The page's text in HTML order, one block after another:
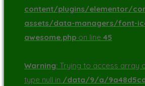
content/plugins/elementor/
assets/data-managers/font-
awesome.php on line 45
Warning: Trying to access array
type null in /data/9/a/